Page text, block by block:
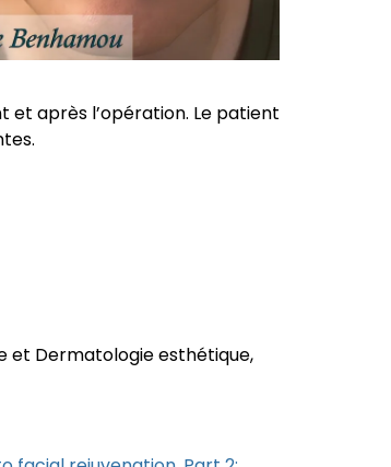
et après l’opération. Le patient
et Dermatologie esthétique,